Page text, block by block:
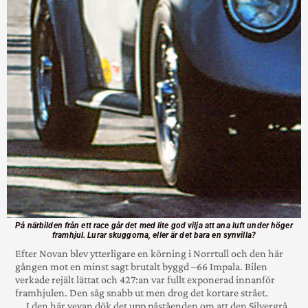
På närbilden från ett race går det med lite god vilja att ana luft under höger
framhjul. Lurar skuggorna, eller är det bara en synvilla?
Efter Novan blev ytterligare en kör­­ning i Norrtull och den här
gången mot en minst sagt brutalt byggd –66 Impala. Bilen
verkade rejält lättat och 427:an var fullt expo­nerad innan­för
fram­hjulen. Den såg snabb ut men drog det kortare strået.